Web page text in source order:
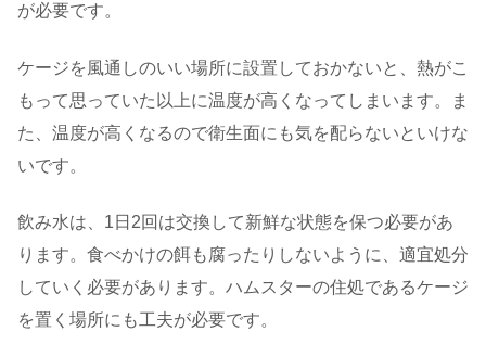
が必要です。
ケージを風通しのいい場所に設置しておかないと、熱がこ
もって思っていた以上に温度が高くなってしまいます。ま
た、温度が高くなるので衛生面にも気を配らないといけな
いです。
飲み水は、1日2回は交換して新鮮な状態を保つ必要があ
ります。食べかけの餌も腐ったりしないように、適宜処分
していく必要があります。ハムスターの住処であるケージ
を置く場所にも工夫が必要です。